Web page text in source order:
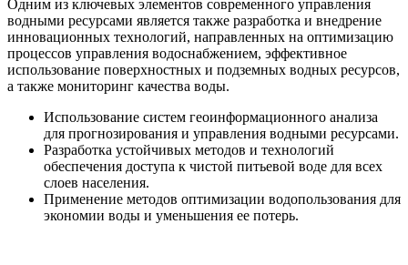
Одним из ключевых элементов современного управления
водными ресурсами является также разработка и внедрение
инновационных технологий, направленных на оптимизацию
процессов управления водоснабжением, эффективное
использование поверхностных и подземных водных ресурсов,
а также мониторинг качества воды.
Использование систем геоинформационного анализа
для прогнозирования и управления водными ресурсами.
Разработка устойчивых методов и технологий
обеспечения доступа к чистой питьевой воде для всех
слоев населения.
Применение методов оптимизации водопользования для
экономии воды и уменьшения ее потерь.